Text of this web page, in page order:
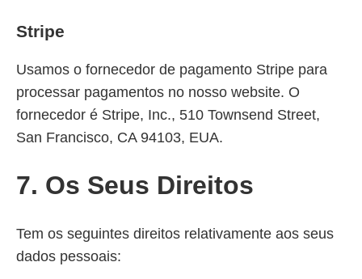
Stripe
Usamos o fornecedor de pagamento Stripe para
processar pagamentos no nosso website. O
fornecedor é Stripe, Inc., 510 Townsend Street,
San Francisco, CA 94103, EUA.
7. Os Seus Direitos
Tem os seguintes direitos relativamente aos seus
dados pessoais: